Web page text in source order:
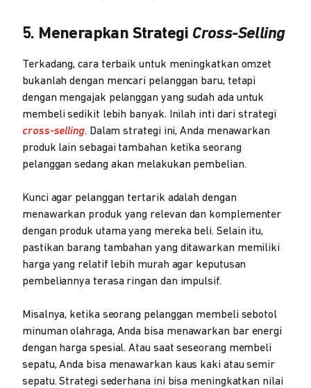
5. Menerapkan Strategi Cross-Selling
Terkadang, cara terbaik untuk meningkatkan omzet
bukanlah dengan mencari pelanggan baru, tetapi
dengan mengajak pelanggan yang sudah ada untuk
membeli sedikit lebih banyak. Inilah inti dari strategi
cross-selling. Dalam strategi ini, Anda menawarkan
produk lain sebagai tambahan ketika seorang
pelanggan sedang akan melakukan pembelian.
Kunci agar pelanggan tertarik adalah dengan
menawarkan produk yang relevan dan komplementer
dengan produk utama yang mereka beli. Selain itu,
pastikan barang tambahan yang ditawarkan memiliki
harga yang relatif lebih murah agar keputusan
pembeliannya terasa ringan dan impulsif.
Misalnya, ketika seorang pelanggan membeli sebotol
minuman olahraga, Anda bisa menawarkan bar energi
dengan harga spesial. Atau saat seseorang membeli
sepatu, Anda bisa menawarkan kaus kaki atau semir
sepatu. Strategi sederhana ini bisa meningkatkan nilai